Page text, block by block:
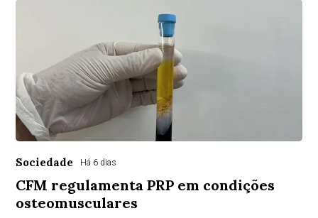
Sociedade Há 6 dias
CFM regulamenta PRP em condições
osteomusculares